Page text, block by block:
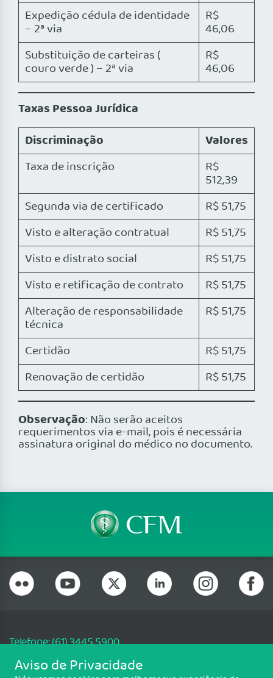
Expedição cédula de identidade
– 2ª via
R$
46,06
Substituição de carteiras (
couro verde ) – 2ª via
R$
46,06
Taxas Pessoa Jurídica
Discriminação
Valores
Taxa de inscrição R$
512,39
Segunda via de certificado
R$ 51,75
Visto e alteração contratual
R$ 51,75
Visto e distrato social
R$ 51,75
Visto e retificação de contrato
R$ 51,75
Alteração de responsabilidade
técnica
R$ 51,75
Certidão
R$ 51,75
Renovação de certidão
R$ 51,75
Observação: Não serão aceitos
requerimentos via e-mail, pois é necessária
assinatura original do médico no documento.
Telefone: (61) 3445 5900
Email: cfm@portalmedico.org.br
SGAS 616, Conjunto D, Lote 115, L2 Sul, Brasília/DF - CEP: 70200-760 -
Aviso de Privacidade